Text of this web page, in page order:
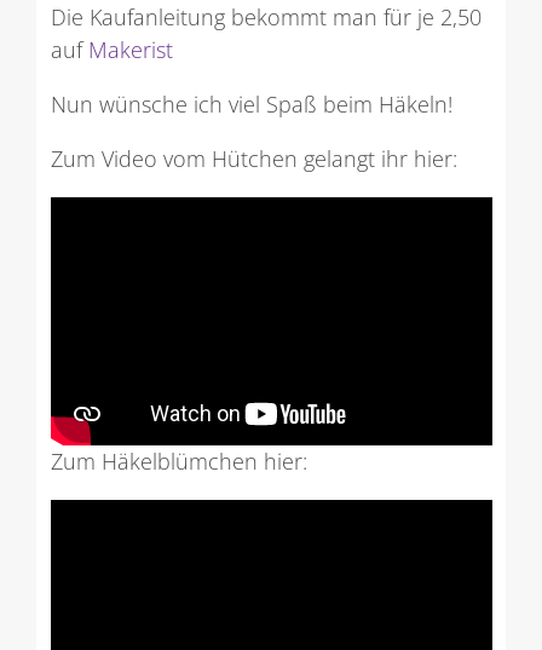
Die Kaufanleitung bekommt man für je 2,50
aufMakerist
Nun wünsche ich viel Spaß beim Häkeln!
Zum Video vom Hütchen gelangt ihr hier:
Zum Häkelblümchen hier: